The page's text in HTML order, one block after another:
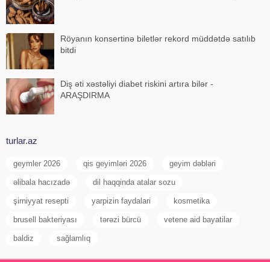
Röyanın konsertinə biletlər rekord müddətdə satılıb
bitdi
Diş əti xəstəliyi diabet riskini artıra bilər -
ARAŞDIRMA
turlar.az
geymler 2026 qis geyimləri 2026 geyim dəbləri
əlibala hacızadə dil haqqinda atalar sozu
şirniyyat resepti yarpizin faydalari kosmetika
brusell bakteriyası tərəzi bürcü vetene aid bayatilar
baldiz sağlamlıq